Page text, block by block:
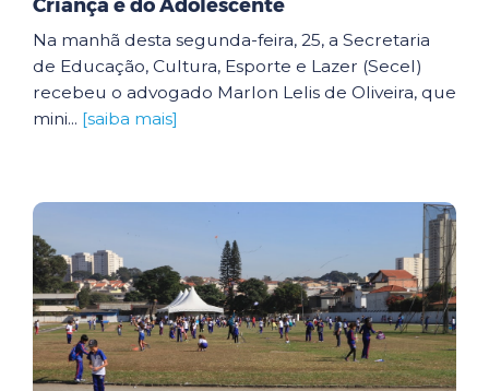
Criança e do Adolescente
Na manhã desta segunda-feira, 25, a Secretaria
de Educação, Cultura, Esporte e Lazer (Secel)
recebeu o advogado Marlon Lelis de Oliveira, que
mini... [saiba mais]